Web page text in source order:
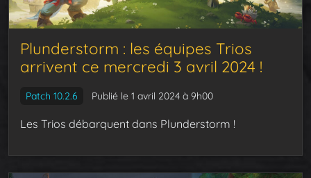
Plunderstorm : les équipes Trios
arrivent ce mercredi 3 avril 2024 !
Patch 10.2.6 Publié le 1 avril 2024 à 9h00
Les Trios débarquent dans Plunderstorm !